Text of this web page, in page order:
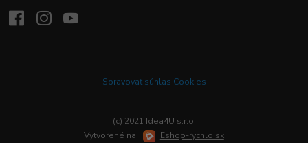
Spravovať súhlas Cookies
(c) 2021 Idea4U s.r.o.
Vytvorené na
Eshop-rychlo.sk